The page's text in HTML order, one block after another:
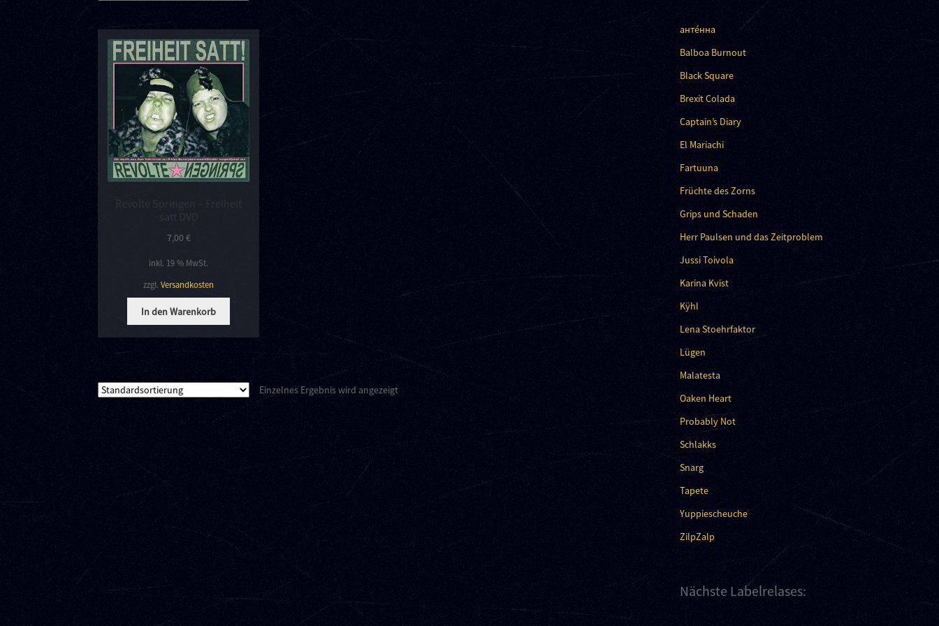
Revolte Springen – Freiheit
satt DVD
7,00€
inkl. 19 % MwSt.
zzgl.Versandkosten
In den Warenkorb
Einzelnes Ergebnis wird angezeigt
анте́нна
Balboa Burnout
Black Square
Brexit Colada
Captain’s Diary
El Mariachi
Fartuuna
Früchte des Zorns
Grips und Schaden
Herr Paulsen und das Zeitproblem
Jussi Toivola
Karina Kvist
Kÿhl
Lena Stoehrfaktor
Lügen
Malatesta
Oaken Heart
Probably Not
Schlakks
Snarg
Tapete
Yuppiescheuche
ZilpZalp
Nächste Labelrelases: